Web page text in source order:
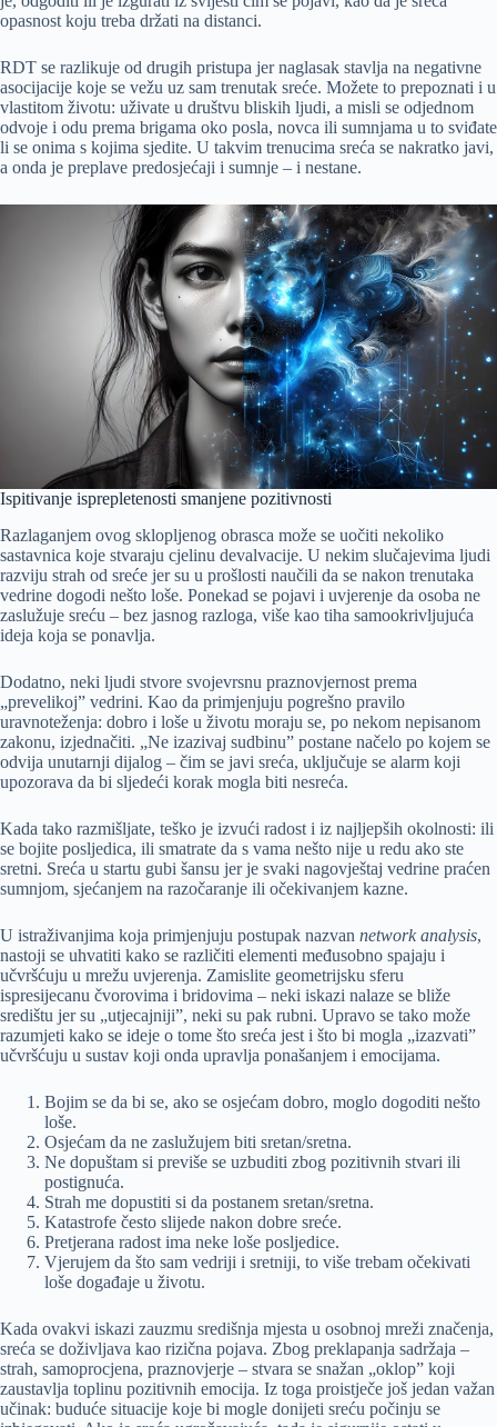
opasnost koju treba držati na distanci.
RDT se razlikuje od drugih pristupa jer naglasak stavlja na negativne
asocijacije koje se vežu uz sam trenutak sreće. Možete to prepoznati i u
vlastitom životu: uživate u društvu bliskih ljudi, a misli se odjednom
odvoje i odu prema brigama oko posla, novca ili sumnjama u to sviđate
li se onima s kojima sjedite. U takvim trenucima sreća se nakratko javi,
a onda je preplave predosjećaji i sumnje – i nestane.
Ispitivanje isprepletenosti smanjene pozitivnosti
Razlaganjem ovog sklopljenog obrasca može se uočiti nekoliko
sastavnica koje stvaraju cjelinu devalvacije. U nekim slučajevima ljudi
razviju strah od sreće jer su u prošlosti naučili da se nakon trenutaka
vedrine dogodi nešto loše. Ponekad se pojavi i uvjerenje da osoba ne
zaslužuje sreću – bez jasnog razloga, više kao tiha samookrivljujuća
ideja koja se ponavlja.
Dodatno, neki ljudi stvore svojevrsnu praznovjernost prema
„prevelikoj” vedrini. Kao da primjenjuju pogrešno pravilo
uravnoteženja: dobro i loše u životu moraju se, po nekom nepisanom
zakonu, izjednačiti. „Ne izazivaj sudbinu” postane načelo po kojem se
odvija unutarnji dijalog – čim se javi sreća, uključuje se alarm koji
upozorava da bi sljedeći korak mogla biti nesreća.
Kada tako razmišljate, teško je izvući radost i iz najljepših okolnosti: ili
se bojite posljedica, ili smatrate da s vama nešto nije u redu ako ste
sretni. Sreća u startu gubi šansu jer je svaki nagovještaj vedrine praćen
sumnjom, sjećanjem na razočaranje ili očekivanjem kazne.
U istraživanjima koja primjenjuju postupak nazvan network analysis,
nastoji se uhvatiti kako se različiti elementi međusobno spajaju i
učvršćuju u mrežu uvjerenja. Zamislite geometrijsku sferu
ispresijecanu čvorovima i bridovima – neki iskazi nalaze se bliže
središtu jer su „utjecajniji”, neki su pak rubni. Upravo se tako može
razumjeti kako se ideje o tome što sreća jest i što bi mogla „izazvati”
učvršćuju u sustav koji onda upravlja ponašanjem i emocijama.
Bojim se da bi se, ako se osjećam dobro, moglo dogoditi nešto
loše.
Osjećam da ne zaslužujem biti sretan/sretna.
Ne dopuštam si previše se uzbuditi zbog pozitivnih stvari ili
postignuća.
Strah me dopustiti si da postanem sretan/sretna.
Katastrofe često slijede nakon dobre sreće.
Pretjerana radost ima neke loše posljedice.
Vjerujem da što sam vedriji i sretniji, to više trebam očekivati
loše događaje u životu.
Kada ovakvi iskazi zauzmu središnja mjesta u osobnoj mreži značenja,
sreća se doživljava kao rizična pojava. Zbog preklapanja sadržaja –
strah, samoprocjena, praznovjerje – stvara se snažan „oklop” koji
zaustavlja toplinu pozitivnih emocija. Iz toga proistječe još jedan važan
učinak: buduće situacije koje bi mogle donijeti sreću počinju se